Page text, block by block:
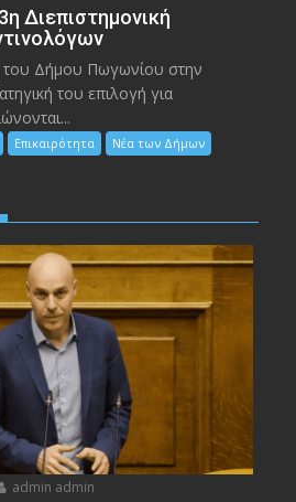
Διεπιστημονική
Δήμου Πωγωνίου στην
του επιλογή για
Επικαιρότητα Νέα των Δήμων
admin admin